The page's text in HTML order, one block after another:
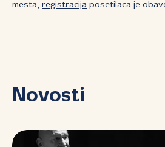
mesta, registracija posetilaca je
Novosti